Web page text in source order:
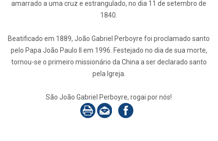
amarrado a uma cruz e estrangulado, no dia 11 de setembro de
1840.
Beatificado em 1889, João Gabriel Perboyre foi proclamado santo
pelo Papa João Paulo II em 1996. Festejado no dia de sua morte,
tornou-se o primeiro missionário da China a ser declarado santo
pela Igreja.
São João Gabriel Perboyre, rogai por nós!